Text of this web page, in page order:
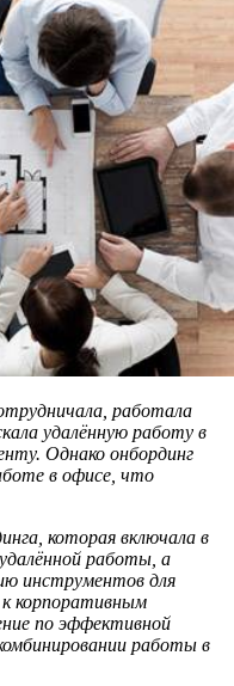
работала
удалённую работу в
Однако онбординг
в офисе, что
которая включала в
ённой работы, а
инструментов для
корпоративным
по эффективной
работы в